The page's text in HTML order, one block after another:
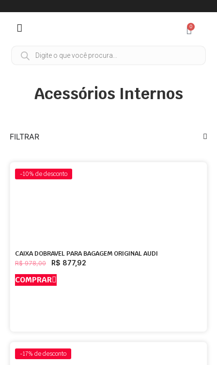
0
Acessórios Internos
FILTRAR
-10% de desconto
CAIXA DOBRAVEL PARA BAGAGEM ORIGINAL AUDI
R$978,00 R$ 877,92
COMPRAR
-17% de desconto